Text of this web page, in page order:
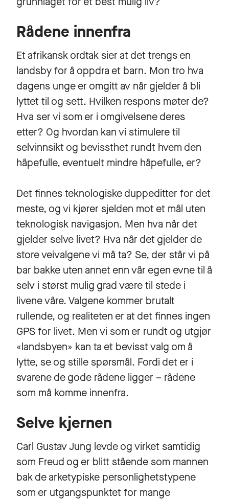
Rådene innenfra
Et afrikansk ordtak sier at det trengs en
landsby for å oppdra et barn. Mon tro hva
dagens unge er omgitt av når gjelder å bli
lyttet til og sett. Hvilken respons møter de?
Hva ser vi som er i omgivelsene deres
etter? Og hvordan kan vi stimulere til
selvinnsikt og bevissthet rundt hvem den
håpefulle, eventuelt mindre håpefulle, er?
Det finnes teknologiske duppeditter for det
meste, og vi kjører sjelden mot et mål uten
teknologisk navigasjon. Men hva når det
gjelder selve livet? Hva når det gjelder de
store veivalgene vi må ta? Se, der står vi på
bar bakke uten annet enn vår egen evne til å
selv i størst mulig grad være til stede i
livene våre. Valgene kommer brutalt
rullende, og realiteten er at det finnes ingen
GPS for livet. Men vi som er rundt og utgjør
«landsbyen» kan ta et bevisst valg om å
lytte, se og stille spørsmål. Fordi det er i
svarene de gode rådene ligger – rådene
som må komme innenfra.
Selve kjernen
Carl Gustav Jung levde og virket samtidig
som Freud og er blitt stående som mannen
bak de arketypiske personlighetstypene
som er utgangspunktet for mange